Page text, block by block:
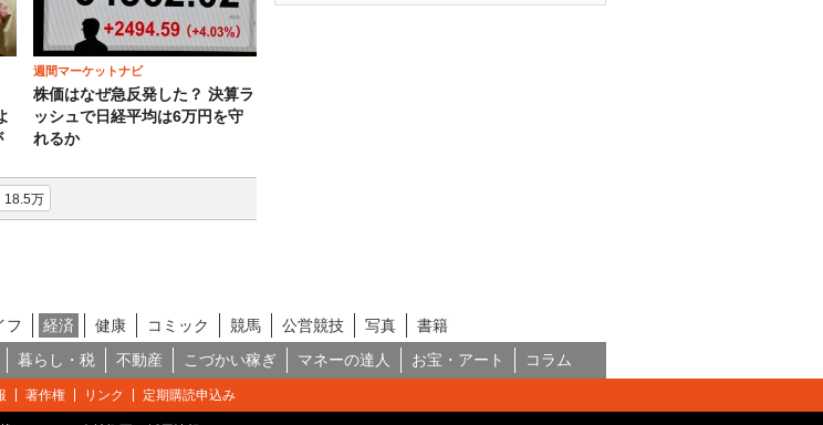
週間マーケットナビ
株価はなぜ急反発した？ 決算ラ
ッシュで日経平均は6万円を守
れるか
18.5万
フ 経済 健康 コミック 競馬 公営競技 写真
書籍
暮らし・税 不動産 こづかい稼ぎ マネーの達人 お宝・アート コラム
著作権 リンク 定期購読申込み